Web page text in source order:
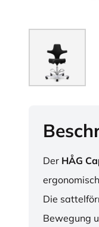
Der HÅG
Die
Bewegung